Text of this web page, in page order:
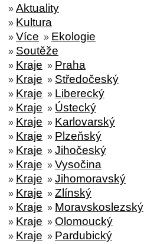
» Aktuality
» Kultura
» Více » Ekologie
» Soutěže
» Kraje » Praha
» Kraje » Středočeský
» Kraje » Liberecký
» Kraje » Ústecký
» Kraje » Karlovarský
» Kraje » Plzeňský
» Kraje » Jihočeský
» Kraje » Vysočina
» Kraje » Jihomoravský
» Kraje » Zlínský
» Kraje » Moravskoslezský
» Kraje » Olomoucký
» Kraje » Pardubický